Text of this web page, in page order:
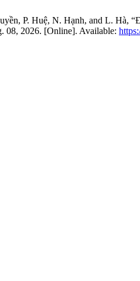
P. Huệ, N. Hạnh, and L.
08, 2026. [Online]. Available: